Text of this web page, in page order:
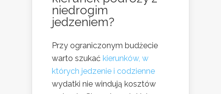
niedrogim
jedzeniem?
Przy ograniczonym budżecie
warto szukać kierunków, w
których jedzenie i codzienne
wydatki nie windują kosztów